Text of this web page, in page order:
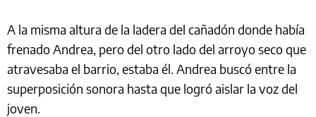
A la misma altura de la ladera del cañadón donde había
frenado Andrea, pero del otro lado del arroyo seco que
atravesaba el barrio, estaba él. Andrea buscó entre la
superposición sonora hasta que logró aislar la voz del
joven.